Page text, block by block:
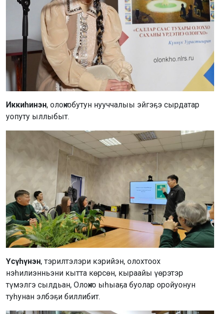
Иккиһинэн, олоҥхобутун нууччалыы эйгэҕэ сырдатар
уопуту ыллыбыт.
Үсүһүнэн, тэрилтэлэри кэрийэн, олохтоох
нэһилиэнньэни кытта көрсөн, кыраайы үөрэтэр
түмэлгэ сылдьан, Олоҥхо ыһыаҕа буолар оройуонун
туһунан элбэҕи биллибит.